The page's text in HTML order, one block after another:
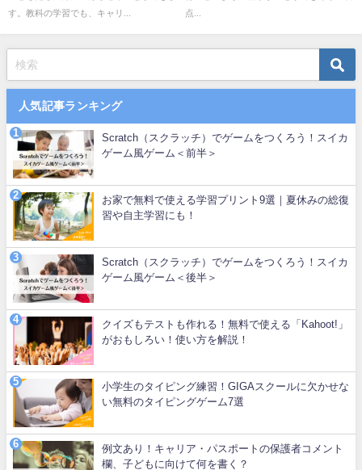
す。教科の学習でも、キャリ...
点...
人気記事ランキング
Scratch（スクラッチ）でゲームをつくろう！スイカ
ゲーム風ゲーム＜前半＞
お家で無料で使える学習プリント9選｜夏休みの総復
習や自主学習にも！
Scratch（スクラッチ）でゲームをつくろう！スイカ
ゲーム風ゲーム＜後半＞
クイズもテストも作れる！無料で使える「Kahoot!」
がおもしろい！使い方を解説！
小学生のタイピング練習！GIGAスクールに欠かせな
い無料のタイピングゲーム7選
例文あり！キャリア・パスポートの保護者コメント
欄、子どもに向けて何を書く？